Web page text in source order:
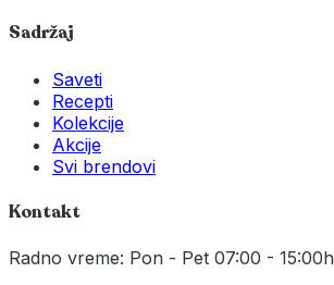
Sadržaj
Saveti
Recepti
Kolekcije
Akcije
Svi brendovi
Kontakt
Radno vreme: Pon - Pet 07:00 - 15:00h